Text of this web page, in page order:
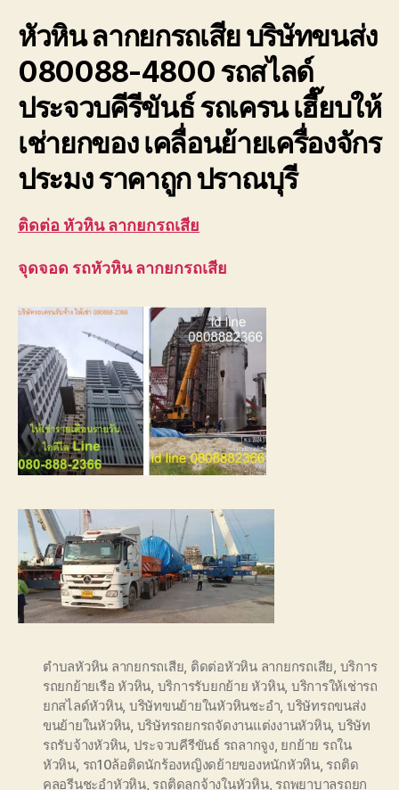
บริษัท
ขนส่ง
หัวหิน ลากยกรถเสียบริษัทขนส่ง
080088-4800 รถสไลด์
ประจวบคีรีขันธ์ รถเครน เฮี๊ยบให้
เช่ายกของ เคลื่อนย้ายเครื่องจักร
ประมง ราคาถูก ปราณบุรี
ติดต่อ หัวหิน ลากยกรถเสีย
จุดจอด รถหัวหิน ลากยกรถเสีย
ตำบลหัวหิน ลากยกรถเสีย, ติดต่อหัวหิน ลากยกรถเสีย, บริการ
รถยกย้ายเรือ หัวหิน, บริการรับยกย้าย หัวหิน, บริการให้เช่ารถ
ยกสไลด์หัวหิน, บริษัทขนย้ายในหัวหินชะอำ, บริษัทรถขนส่ง
ขนย้ายในหัวหิน, บริษัทรถยกรถจัดงานแต่งงานหัวหิน, บริษัท
รถรับจ้างหัวหิน, ประจวบคีรีขันธ์ รถลากจูง, ยกย้าย รถใน
หัวหิน, รถ10ล้อติดนักร้องหญิงดย้ายของหนักหัวหิน, รถติด
คลอรีนชะอำหัวหิน, รถติดลูกจ้างในหัวหิน, รถพยาบาลรถยก